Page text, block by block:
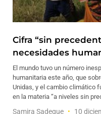
Cifra “sin
necesidades
El mundo tuvo un número
humanitaria este año, que
Unidas, y el cambio climático
en la materia “a niveles sin
Samira Sadeque 10